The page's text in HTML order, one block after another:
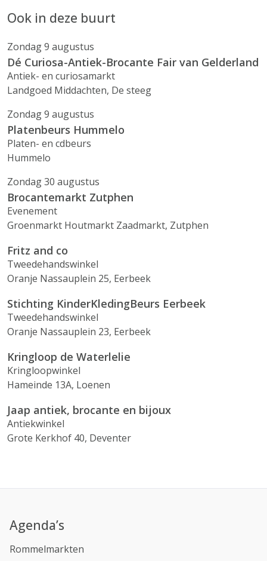
Ook in deze buurt
Zondag 9 augustus
Dé Curiosa-Antiek-Brocante Fair van Gelderland
Antiek- en curiosamarkt
Landgoed Middachten, De steeg
Zondag 9 augustus
Platenbeurs Hummelo
Platen- en cdbeurs
Hummelo
Zondag 30 augustus
Brocantemarkt Zutphen
Evenement
Groenmarkt Houtmarkt Zaadmarkt, Zutphen
Fritz and co
Tweedehandswinkel
Oranje Nassauplein 25, Eerbeek
Stichting KinderKledingBeurs Eerbeek
Tweedehandswinkel
Oranje Nassauplein 23, Eerbeek
Kringloop de Waterlelie
Kringloopwinkel
Hameinde 13A, Loenen
Jaap antiek, brocante en bijoux
Antiekwinkel
Grote Kerkhof 40, Deventer
Agenda’s
Rommelmarkten